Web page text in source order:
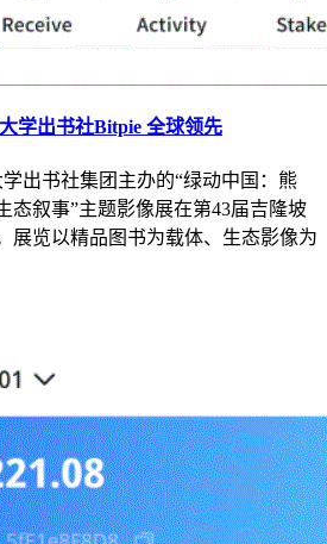
学出书社Bitpie 全球领先
出书社集团主办的“绿动中国：熊
态叙事”主题影像展在第43届吉隆坡
展览以精品图书为载体、生态影像为